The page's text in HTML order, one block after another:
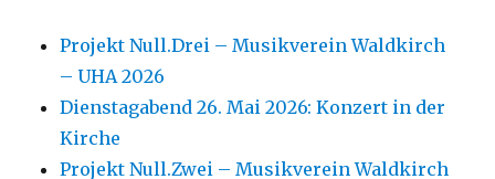
Projekt Null.Drei – Musikverein Waldkirch
– UHA 2026
Dienstagabend 26. Mai 2026: Konzert in der
Kirche
Projekt Null.Zwei – Musikverein Waldkirch